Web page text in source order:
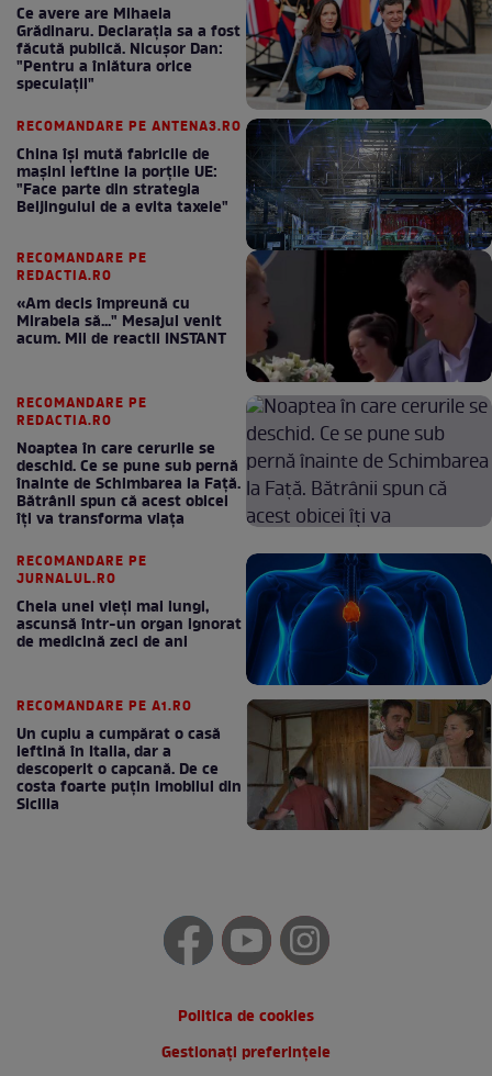
Ce avere are Mihaela
Grădinaru. Declarația sa a fost
făcută publică. Nicușor Dan:
"Pentru a înlătura orice
speculații"
RECOMANDARE PE ANTENA3.RO
China își mută fabricile de
mașini ieftine la porțile UE:
"Face parte din strategia
Beijingului de a evita taxele"
RECOMANDARE PE
REDACTIA.RO
«Am decis împreună cu
Mirabela să..." Mesajul venit
acum. Mii de reactii INSTANT
RECOMANDARE PE
REDACTIA.RO
Noaptea în care cerurile se
deschid. Ce se pune sub pernă
înainte de Schimbarea la Față.
Bătrânii spun că acest obicei
îți va transforma viața
RECOMANDARE PE
JURNALUL.RO
Cheia unei vieți mai lungi,
ascunsă într-un organ ignorat
de medicină zeci de ani
RECOMANDARE PE A1.RO
Un cuplu a cumpărat o casă
ieftină în Italia, dar a
descoperit o capcană. De ce
costa foarte puțin imobilul din
Sicilia
Politica de cookies
Gestionați preferințele